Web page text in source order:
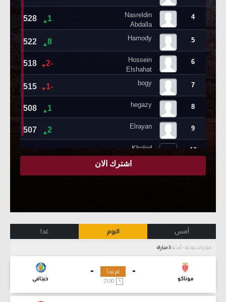
أمس اليوم غدا
مباريات ودية - أندية
-
موناكو
-
خيتافي
لم تبدأ
21:00